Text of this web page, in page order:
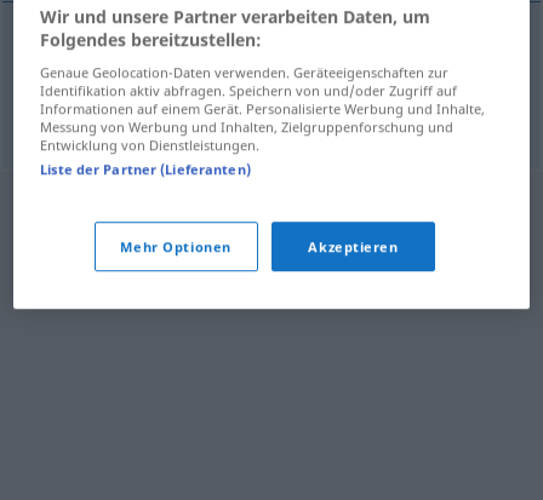
cohetemodmisilmdemedioalcance
Mittelstreckenrakete
Wir und unsere Partner verarbeiten Daten, um
Folgendes bereitzustellen:
Genaue Geolocation-Daten verwenden. Geräteeigenschaften zur
Identifikation aktiv abfragen. Speichern von und/oder Zugriff auf
Informationen auf einem Gerät. Personalisierte Werbung und Inhalte,
Messung von Werbung und Inhalten, Zielgruppenforschung und
Entwicklung von Dienstleistungen.
Liste der Partner (Lieferanten)
Mehr Optionen Akzeptieren